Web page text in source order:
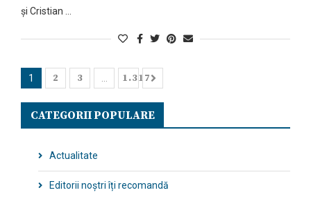
și Cristian …
1 2 3 1.317
CATEGORII POPULARE
Actualitate
Editorii noștri îți recomandă